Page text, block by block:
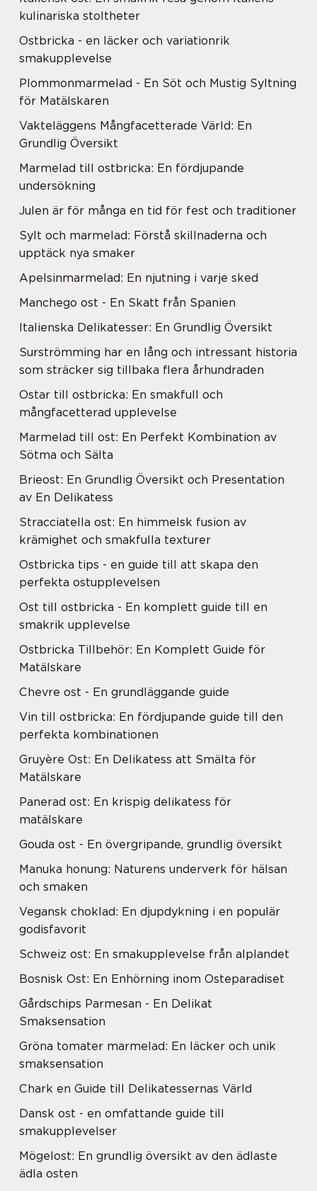
kulinariska stoltheter
Ostbricka - en läcker och variationrik
smakupplevelse
Plommonmarmelad - En Söt och Mustig Syltning
för Matälskaren
Vakteläggens Mångfacetterade Värld: En
Grundlig Översikt
Marmelad till ostbricka: En fördjupande
undersökning
Julen är för många en tid för fest och traditioner
Sylt och marmelad: Förstå skillnaderna och
upptäck nya smaker
Apelsinmarmelad: En njutning i varje sked
Manchego ost - En Skatt från Spanien
Italienska Delikatesser: En Grundlig Översikt
Surströmming har en lång och intressant historia
som sträcker sig tillbaka flera århundraden
Ostar till ostbricka: En smakfull och
mångfacetterad upplevelse
Marmelad till ost: En Perfekt Kombination av
Sötma och Sälta
Brieost: En Grundlig Översikt och Presentation
av En Delikatess
Stracciatella ost: En himmelsk fusion av
krämighet och smakfulla texturer
Ostbricka tips - en guide till att skapa den
perfekta ostupplevelsen
Ost till ostbricka - En komplett guide till en
smakrik upplevelse
Ostbricka Tillbehör: En Komplett Guide för
Matälskare
Chevre ost - En grundläggande guide
Vin till ostbricka: En fördjupande guide till den
perfekta kombinationen
Gruyère Ost: En Delikatess att Smälta för
Matälskare
Panerad ost: En krispig delikatess för
matälskare
Gouda ost - En övergripande, grundlig översikt
Manuka honung: Naturens underverk för hälsan
och smaken
Vegansk choklad: En djupdykning i en populär
godisfavorit
Schweiz ost: En smakupplevelse från alplandet
Bosnisk Ost: En Enhörning inom Osteparadiset
Gårdschips Parmesan - En Delikat
Smaksensation
Gröna tomater marmelad: En läcker och unik
smaksensation
Chark en Guide till Delikatessernas Värld
Dansk ost - en omfattande guide till
smakupplevelser
Mögelost: En grundlig översikt av den ädlaste
ädla osten